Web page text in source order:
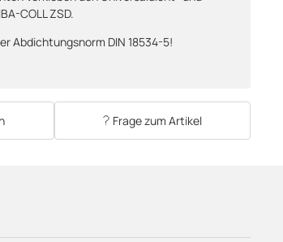
COLL ZSD.
Abdichtungsnorm DIN 18534-5!
Frage zum Artikel